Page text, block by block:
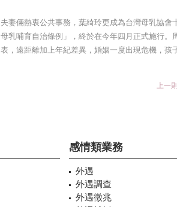
夫妻倆熱衷公共事務，葉綺玲更成為台灣母乳協
母乳哺育自治條例」，終於在今年四月正式施行
表，遠距離加上年紀差異，婚姻一度出現危機，孩
上一則
感情類業務
外遇
外遇調查
外遇徵兆